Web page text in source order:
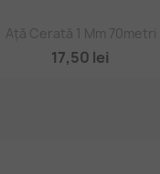
 Vizualizare rapidă
Ață Cerată 1 Mm 70metri
17,50 lei